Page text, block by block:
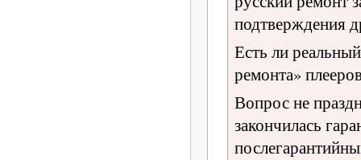
подтверждения
Есть ли
ремонта»
Вопрос не
закончилась